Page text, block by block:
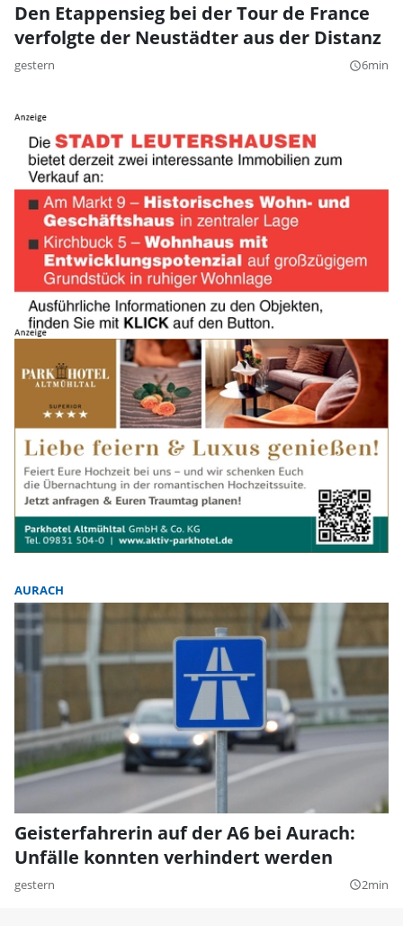
Den Etappensieg bei der Tour de France
verfolgte der Neustädter aus der Distanz
gestern query_builder6min
AURACH
Geisterfahrerin auf der A6 bei Aurach:
Unfälle konnten verhindert werden
gestern query_builder2min